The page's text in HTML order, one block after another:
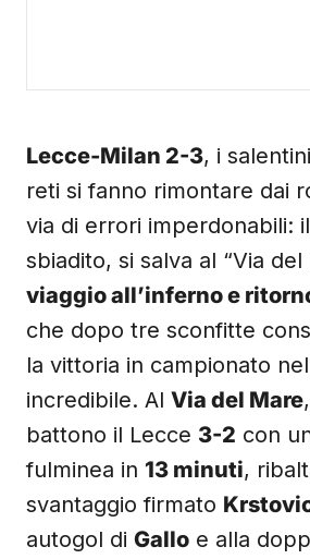
Lecce-Milan 2-3, i
reti si fanno rimontare dai
via di errori imperdonabili:
sbiadito, si salva al “Via del
viaggio all’inferno e
che dopo tre sconfitte
la vittoria in campionato
incredibile. Al Via del Mare
battono il Lecce 3-2 con
fulminea in 13 minuti,
svantaggio firmato
autogol di Gallo e alla